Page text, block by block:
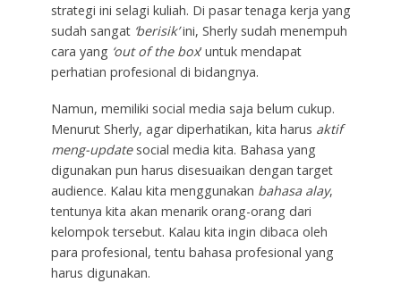
strategi ini selagi kuliah. Di pasar tenaga kerja yang
sudah sangat‘berisik’ini, Sherly sudah menempuh
cara yang ‘out of the box’ untuk mendapat
perhatian profesional di bidangnya.
Namun, memiliki social media saja belum cukup.
Menurut Sherly, agar diperhatikan, kita harus aktif
meng-updatesocial media kita. Bahasa yang
digunakan pun harus disesuaikan dengan target
audience. Kalau kita menggunakan bahasa alay,
tentunya kita akan menarik orang-orang dari
kelompok tersebut. Kalau kita ingin dibaca oleh
para profesional, tentu bahasa profesional yang
harus digunakan.